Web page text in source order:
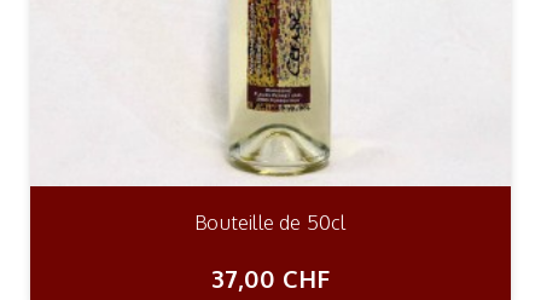
Bouteille de 50cl
37,00 CHF